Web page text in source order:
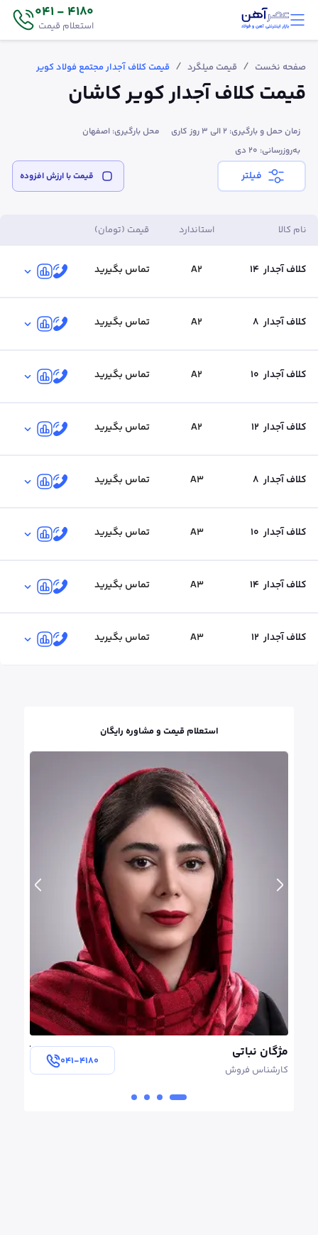
4180 - 041
استعلام قیمت
صفحه نخست / قیمت میلگرد / قیمت کلاف آجدار مجتمع فولاد کویر
قیمت کلاف آجدار کویر کاشان
زمان حمل و بارگیری: 2 الی 3 روز کاری
محل بارگیری: اصفهان
به‌روزرسانی: ۲۰ دی
فیلتر قیمت‌ با ارزش افزوده
نام کالا استاندارد قیمت (تومان)
کلاف آجدار 14
A2 تماس بگیرید
کلاف آجدار 8
A2 تماس بگیرید
کلاف آجدار 10
A2 تماس بگیرید
کلاف آجدار 12
A2 تماس بگیرید
کلاف آجدار 8
A3 تماس بگیرید
کلاف آجدار 10
A3 تماس بگیرید
کلاف آجدار 14
A3 تماس بگیرید
کلاف آجدار 12
A3 تماس بگیرید
استعلام قیمت و مشاوره رایگان
۰۴۱-۴۱۸۰